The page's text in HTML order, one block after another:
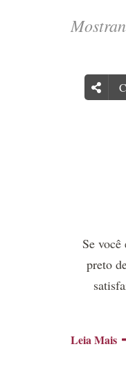
Se
preto
Leia Mais